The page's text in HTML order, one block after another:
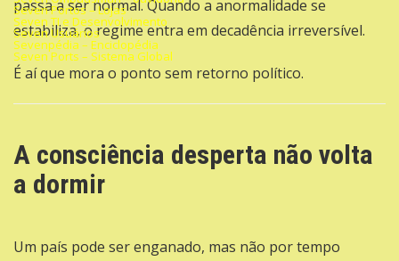
passa a ser normal. Quando a anormalidade se
estabiliza, o regime entra em decadência irreversível.
É aí que mora o ponto sem retorno político.
A consciência desperta não volta
a dormir
Um país pode ser enganado, mas não por tempo
Seven Portos – Lojas
Seven TI e Desenvolvimento
Seven Usuários
Sevenpédia – Enciclopédia
Seven Ports – Sistema Global